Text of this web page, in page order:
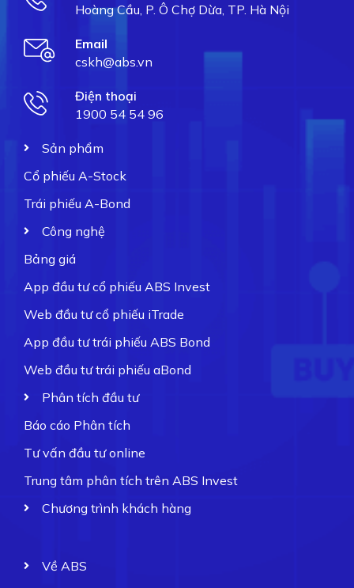
Hoàng Cầu, P. Ô Chợ Dừa, TP. Hà Nội
Email
cskh@abs.vn
Điện thoại
1900 54 54 96
Sản phẩm
Cổ phiếu A-Stock
Trái phiếu A-Bond
Công nghệ
Bảng giá
App đầu tư cổ phiếu ABS Invest
Web đầu tư cổ phiếu iTrade
App đầu tư trái phiếu ABS Bond
Web đầu tư trái phiếu aBond
Phân tích đầu tư
Báo cáo Phân tích
Tư vấn đầu tư online
Trung tâm phân tích trên ABS Invest
Chương trình khách hàng
Về ABS